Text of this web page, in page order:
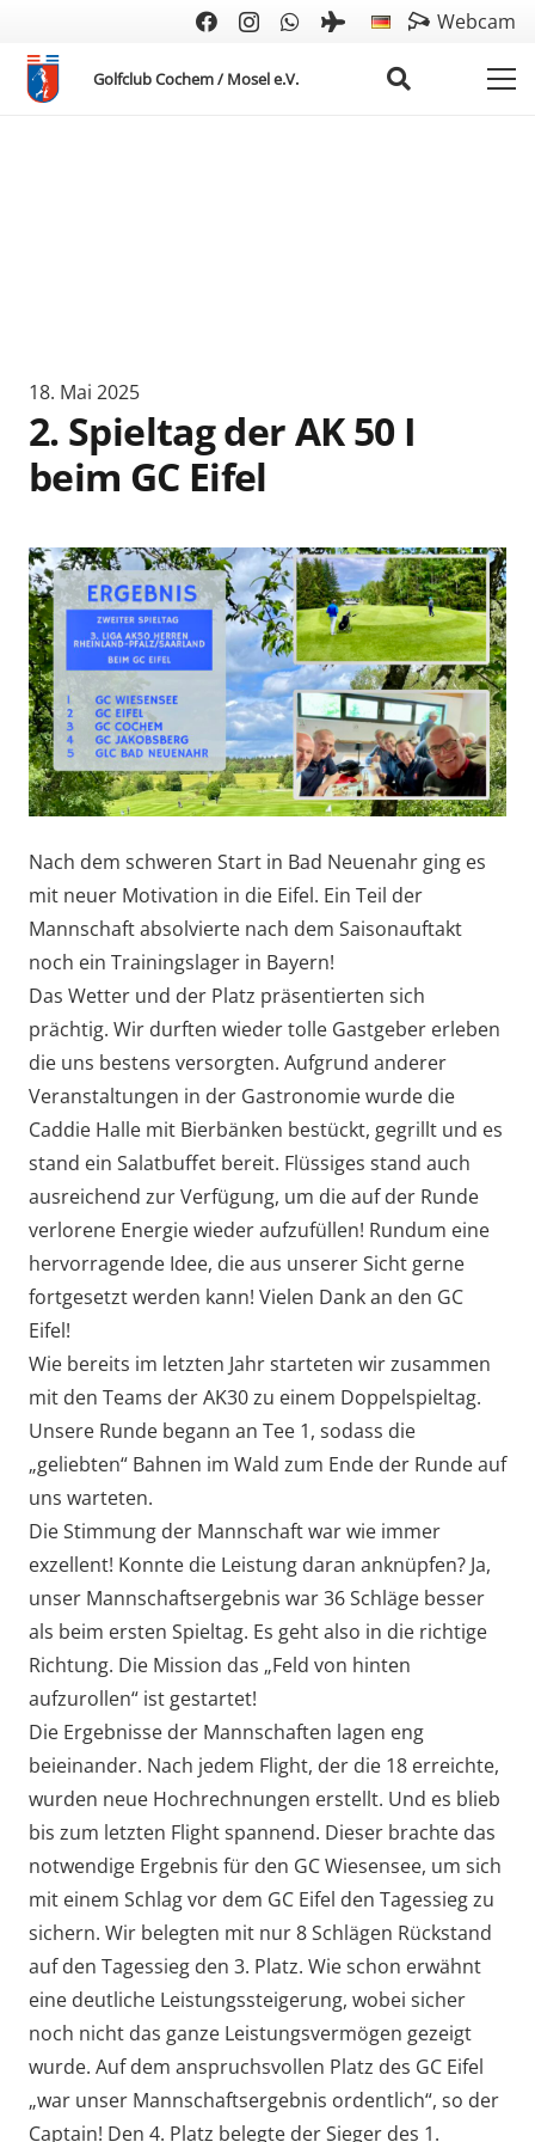
Webcam
Golfclub Cochem / Mosel e.V.
18. Mai 2025
2. Spieltag der AK 50 I
beim GC Eifel
Nach dem schweren Start in Bad Neuenahr ging es
mit neuer Motivation in die Eifel. Ein Teil der
Mannschaft absolvierte nach dem Saisonauftakt
noch ein Trainingslager in Bayern!
Das Wetter und der Platz präsentierten sich
prächtig. Wir durften wieder tolle Gastgeber erleben
die uns bestens versorgten. Aufgrund anderer
Veranstaltungen in der Gastronomie wurde die
Caddie Halle mit Bierbänken bestückt, gegrillt und es
stand ein Salatbuffet bereit. Flüssiges stand auch
ausreichend zur Verfügung, um die auf der Runde
verlorene Energie wieder aufzufüllen! Rundum eine
hervorragende Idee, die aus unserer Sicht gerne
fortgesetzt werden kann! Vielen Dank an den GC
Eifel!
Wie bereits im letzten Jahr starteten wir zusammen
mit den Teams der AK30 zu einem Doppelspieltag.
Unsere Runde begann an Tee 1, sodass die
„geliebten“ Bahnen im Wald zum Ende der Runde auf
uns warteten.
Die Stimmung der Mannschaft war wie immer
exzellent! Konnte die Leistung daran anknüpfen? Ja,
unser Mannschaftsergebnis war 36 Schläge besser
als beim ersten Spieltag. Es geht also in die richtige
Richtung. Die Mission das „Feld von hinten
aufzurollen“ ist gestartet!
Die Ergebnisse der Mannschaften lagen eng
beieinander. Nach jedem Flight, der die 18 erreichte,
wurden neue Hochrechnungen erstellt. Und es blieb
bis zum letzten Flight spannend. Dieser brachte das
notwendige Ergebnis für den GC Wiesensee, um sich
mit einem Schlag vor dem GC Eifel den Tagessieg zu
sichern. Wir belegten mit nur 8 Schlägen Rückstand
auf den Tagessieg den 3. Platz. Wie schon erwähnt
eine deutliche Leistungssteigerung, wobei sicher
noch nicht das ganze Leistungsvermögen gezeigt
wurde. Auf dem anspruchsvollen Platz des GC Eifel
„war unser Mannschaftsergebnis ordentlich“, so der
Captain! Den 4. Platz belegte der Sieger des 1.